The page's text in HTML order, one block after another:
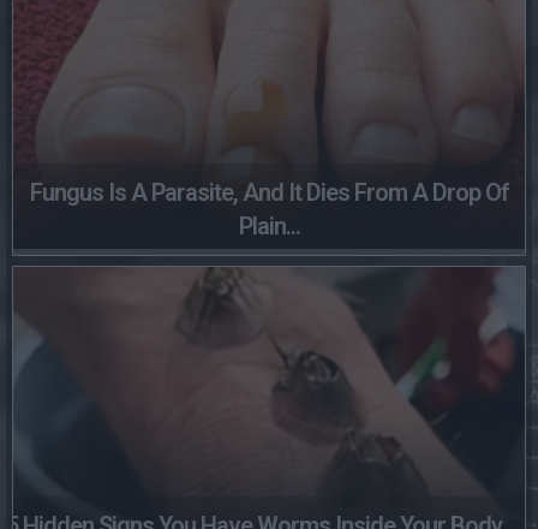
Fungus Is A Parasite, And It Dies From A Drop Of
Plain...